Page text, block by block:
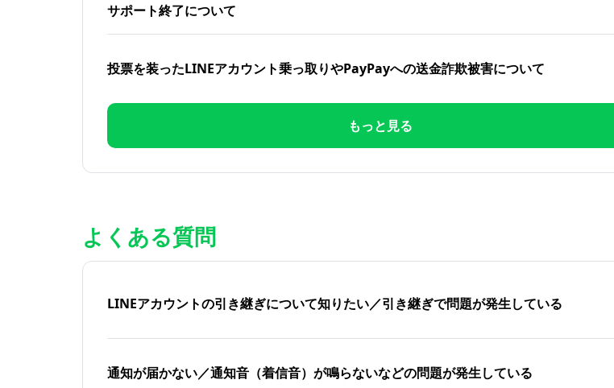
サポート終了について
投票を装ったLINEアカウント乗っ取りやPayPayへの送金詐欺被害について
もっと見る
よくある質問
LINEアカウントの引き継ぎについて知りたい／引き継ぎで問題が発生している
通知が届かない／通知音（着信音）が鳴らないなどの問題が発生している